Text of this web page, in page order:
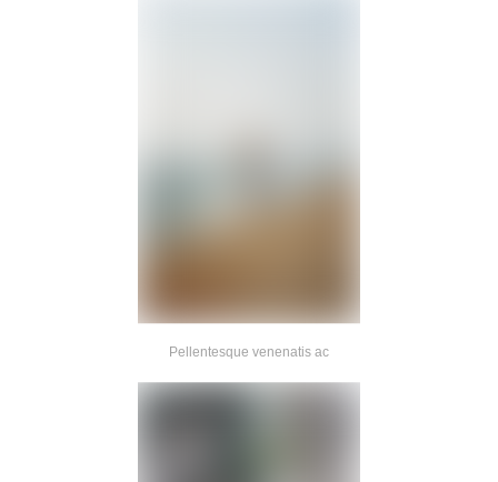
Pellentesque venenatis ac